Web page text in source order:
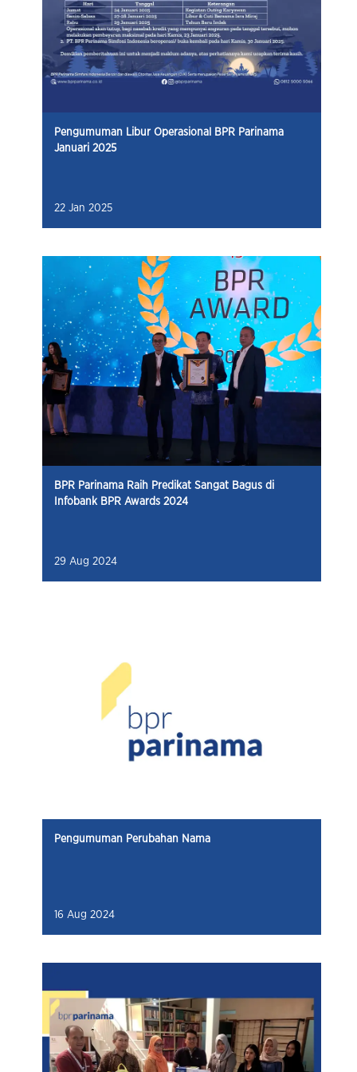
Pengumuman Libur Operasional BPR Parinama
Januari 2025
22 Jan 2025
BPR Parinama Raih Predikat Sangat Bagus di
Infobank BPR Awards 2024
29 Aug 2024
Pengumuman Perubahan Nama
16 Aug 2024